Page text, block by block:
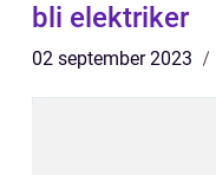
bli elektriker
02 september 2023